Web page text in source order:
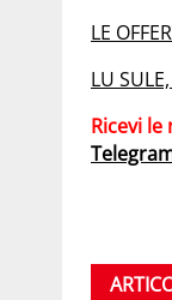
LE
LU
Ricevi le